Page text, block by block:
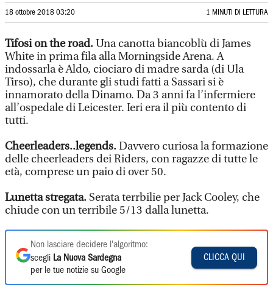
18 ottobre 2018 03:20 1 MINUTI DI LETTURA
Tifosi on the road.Una canotta biancoblù di James
White in prima fila alla Morningside Arena. A
indossarla è Aldo, ciociaro di madre sarda (di Ula
Tirso), che durante gli studi fatti a Sassari si è
innamorato della Dinamo. Da 3 anni fa l’infermiere
all’ospedale di Leicester. Ieri era il più contento di
tutti.
Cheerleaders..legends.Davvero curiosa la formazione
delle cheerleaders dei Riders, con ragazze di tutte le
età, comprese un paio di over 50.
Lunetta stregata. Serata terrbilie per Jack Cooley, che
chiude con un terribile 5/13 dalla lunetta.
Non lasciare decidere l'algoritmo:
scegli La Nuova Sardegna
per le tue notizie su Google
CLICCA QUI